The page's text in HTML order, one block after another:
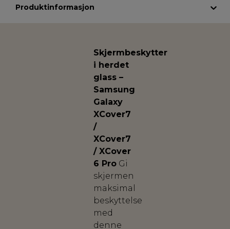
Produktinformasjon
Skjermbeskytter
i herdet
glass –
Samsung
Galaxy
XCover7
/
XCover7
/ XCover
6 Pro Gi
skjermen
maksimal
beskyttelse
med
denne